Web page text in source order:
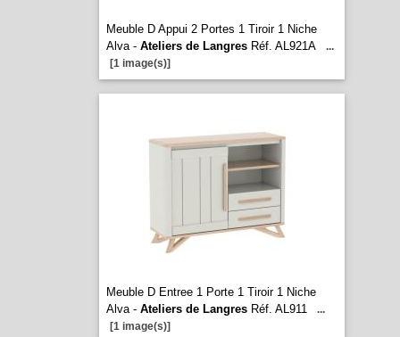
Meuble D Appui 2 Portes 1 Tiroir 1 Niche
Alva - Ateliers de LangresRéf. AL921A
...
[1 image(s)]
Meuble D Entree 1 Porte 1 Tiroir 1 Niche
Alva - Ateliers de LangresRéf. AL911
...
[1 image(s)]